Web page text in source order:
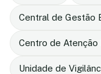
Central de Gestão
Centro de Atenção
Unidade de